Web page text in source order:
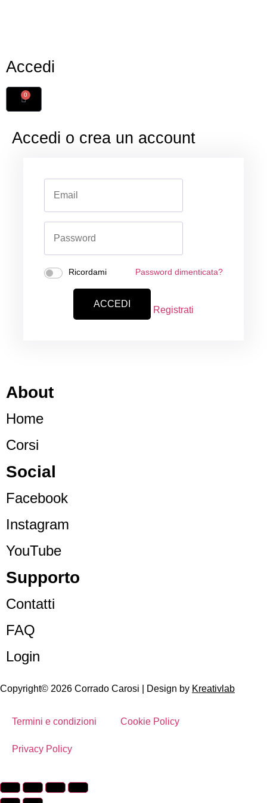
Accedi
0
Accedi o crea un account
Ricordami Password dimenticata?
Registrati
About
Home
Corsi
Social
Facebook
Instagram
YouTube
Supporto
Contatti
FAQ
Login
Copyright© 2026 Corrado Carosi | Design by Kreativlab
Termini e condizioni Cookie Policy
Privacy Policy